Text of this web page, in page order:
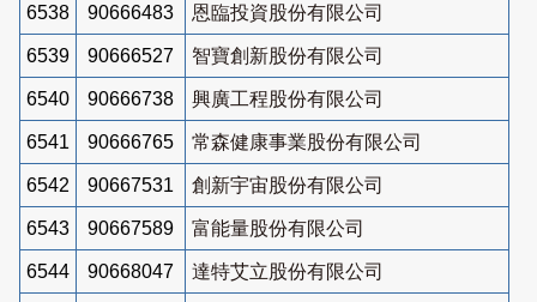
6538 90666483 恩臨投資股份有限公司
6539 90666527 智寶創新股份有限公司
6540 90666738 興廣工程股份有限公司
6541 90666765 常森健康事業股份有限公司
6542 90667531 創新宇宙股份有限公司
6543 90667589 富能量股份有限公司
6544 90668047 達特艾立股份有限公司